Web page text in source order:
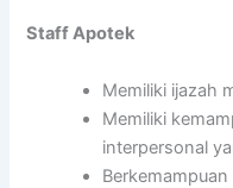
Staff Apotek
Memiliki ijazah
Memiliki
interpersonal